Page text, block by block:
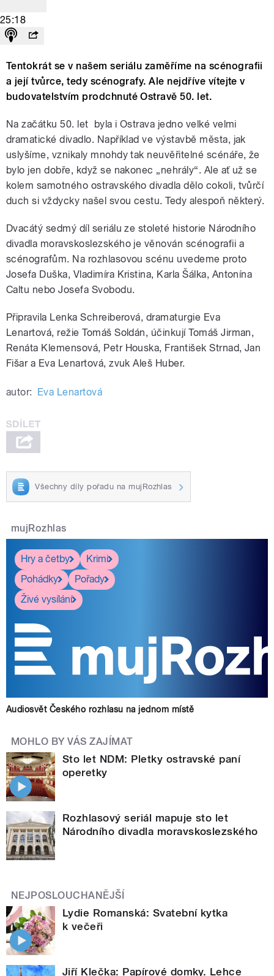
25:18
Tentokrát se v našem seriálu zaměříme na scénografii
a její tvůrce, tedy scénografy. Ale nejdříve vítejte v
budovatelstvím prodchnuté Ostravě 50. let.
Na začátku 50. let byla i Ostrava jedno velké velmi
dramatické divadlo. Například ve výstavbě města, jak
uslyšíme, vznikaly mnohdy tak neuvěřitelné scénáře, že
bylo jen dobře, když se nakonec „nehrály“. Ale ať už se
kolem samotného ostravského divadla dělo cokoli, tvůrčí
duch si vždycky našel svou cestu. Tedy alespoň některý.
Dvacátý sedmý díl seriálu ze stoleté historie Národního
divadla moravskoslezského je věnován scénografii a
scénografům. Na rozhlasovou scénu uvedeme proto
Josefa Duška, Vladimíra Kristina, Karla Šálka, Antonína
Caltu nebo Josefa Svobodu.
Připravila Lenka Schreiberová, dramaturgie Eva
Lenartová, režie Tomáš Soldán, účinkují Tomáš Jirman,
Renáta Klemensová, Petr Houska, František Strnad, Jan
Fišar a Eva Lenartová, zvuk Aleš Huber.
autor: Eva Lenartová
Všechny díly pořadu na mujRozhlas
mujRozhlas
Hry a četby
Krimi
Pohádky
Pořady
Živé vysílání
Audiosvět Českého rozhlasu na jednom místě
MOHLO BY VÁS ZAJÍMAT
Sto let NDM: Pletky ostravské paní
operetky
Rozhlasový seriál mapuje sto let
Národního divadla moravskoslezského
NEJPOSLOUCHANĚJŠÍ
Lydie Romanská: Svatební kytka
k večeři
Jiří Klečka: Papírové domky. Lehce